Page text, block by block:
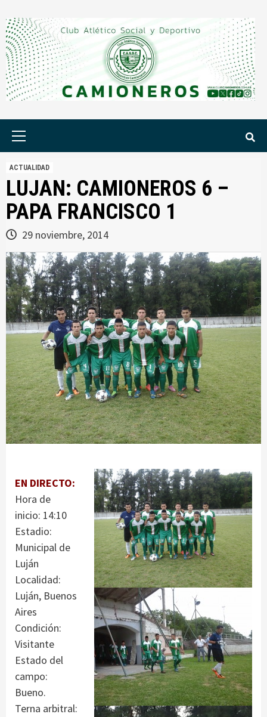
al
contenido
ACTUALIDAD
LUJAN: CAMIONEROS 6 –
PAPA FRANCISCO 1
29 noviembre, 2014
EN DIRECTO:
Hora de
inicio: 14:10
Estadio:
Municipal de
Luján
Localidad:
Luján, Buenos
Aires
Condición:
Visitante
Estado del
campo:
Bueno.
Terna arbitral: